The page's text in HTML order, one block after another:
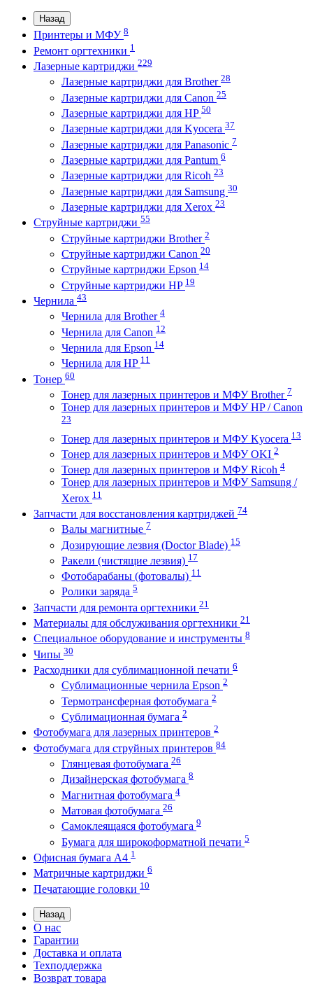
Назад
Принтеры и МФУ 8
Ремонт оргтехники 1
Лазерные картриджи 229
Лазерные картриджи для Brother 28
Лазерные картриджи для Canon 25
Лазерные картриджи для HP 50
Лазерные картриджи для Kyocera 37
Лазерные картриджи для Panasonic 7
Лазерные картриджи для Pantum 6
Лазерные картриджи для Ricoh 23
Лазерные картриджи для Samsung 30
Лазерные картриджи для Xerox 23
Струйные картриджи 55
Струйные картриджи Brother 2
Струйные картриджи Canon 20
Струйные картриджи Epson 14
Струйные картриджи HP 19
Чернила 43
Чернила для Brother 4
Чернила для Canon 12
Чернила для Epson 14
Чернила для HP 11
Тонер 60
Тонер для лазерных принтеров и МФУ Brother 7
Тонер для лазерных принтеров и МФУ HP / Canon
23
Тонер для лазерных принтеров и МФУ Kyocera 13
Тонер для лазерных принтеров и МФУ OKI 2
Тонер для лазерных принтеров и МФУ Ricoh 4
Тонер для лазерных принтеров и МФУ Samsung /
Xerox 11
Запчасти для восстановления картриджей 74
Валы магнитные 7
Дозирующие лезвия (Doctor Blade) 15
Ракели (чистящие лезвия) 17
Фотобарабаны (фотовалы) 11
Ролики заряда 5
Запчасти для ремонта оргтехники 21
Материалы для обслуживания оргтехники 21
Специальное оборудование и инструменты 8
Чипы 30
Расходники для сублимационной печати 6
Сублимационные чернила Epson 2
Термотрансферная фотобумага 2
Сублимационная бумага 2
Фотобумага для лазерных принтеров 2
Фотобумага для струйных принтеров 84
Глянцевая фотобумага 26
Дизайнерская фотобумага 8
Магнитная фотобумага 4
Матовая фотобумага 26
Самоклеящаяся фотобумага 9
Бумага для широкоформатной печати 5
Офисная бумага А4 1
Матричные картриджи 6
Печатающие головки 10
Назад
О нас
Гарантии
Доставка и оплата
Техподдержка
Возврат товара